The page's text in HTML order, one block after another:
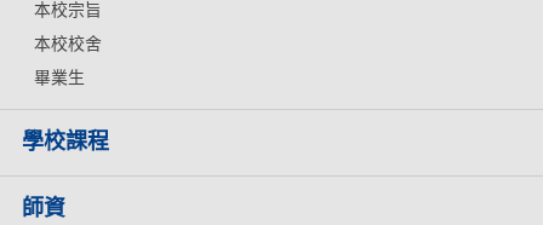
本校宗旨
本校校舍
畢業生
學校課程
師資